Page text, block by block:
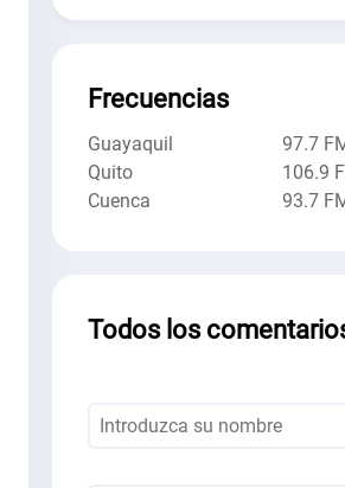
Frecuencias
Guayaquil
97.7
Quito
106.9
Cuenca
93.7
Todos los